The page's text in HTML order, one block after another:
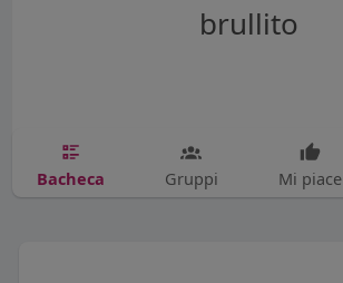
brullito
Bacheca Gruppi Mi piace